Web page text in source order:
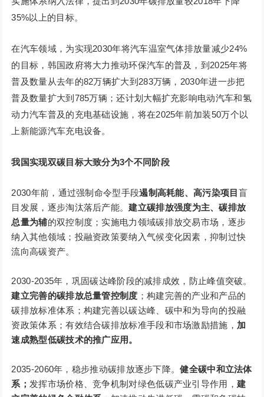
35%以上的目标。
在汽车领域，为实现2030年将汽车温室气体排放量减少24%
的目标，韩国政府将大力推动环保汽车的普及，到2025年将
普及数量从去年的82万辆扩大到283万辆，2030年进一步把
普及数量扩大到785万辆；还计划大幅扩充影响电动汽车和氢
动力汽车普及的充电基础设施，将在2025年前加装50万个以
上新能源汽车充电设备。
我国实现双碳目标大致分为3个不同阶段
2030年前，通过强制命令型手段遏制高耗能、高污染项目 盲
目发展，逐步淘汰落后产能。建立碳排放强度为主、碳排放
总量为辅的双控制度；实施电力领域碳排放交易市场，逐步
纳入其他领域；投融资政策要纳入气候变化因素，抑制过快
流向高碳资产。
2030-2035年，巩固碳达峰阶段的减排成效，防止峰值突破。
建立完善的碳排放总量管控制度 ；构建完善的产业和产品的
碳排放标准体系；构建完善以碳达峰、碳中和为导向的投融
资政策体系；有效结合碳排放标准手段和市场激励措施， 加
速成熟型低碳技术的推广应用。
2035-2060年，稳步推动碳排放逐步下降。健全碳中和立法体
系； 发挥市场价格、竞争机制对绿色低碳产业引导作用， 建